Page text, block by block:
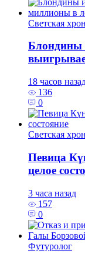
Светская
Блондины
18 часов
136
0
Светская
Певица
целое
3 часа назад
157
0
Футуролог